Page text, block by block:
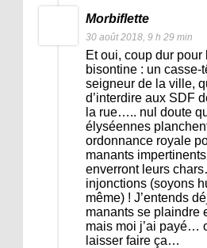
Morbiflette
30 août 2018, 9 h 29 min
Et oui, coup dur pour
bisontine : un casse-
seigneur de la ville,
d’interdire aux SDF
la rue….. nul doute
élyséennes
ordonnance royale
manants
enverront leurs
injonctions (soyons
même) ! J’entends
manants se plaindre
mais moi j’ai payé…
laisser faire ça…